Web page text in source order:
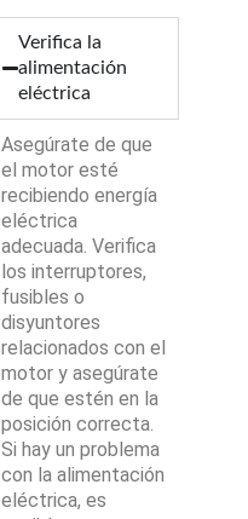
Verifica la
alimentación
eléctrica
Asegúrate de que
el motor esté
recibiendo energía
eléctrica
adecuada. Verifica
los interruptores,
fusibles o
disyuntores
relacionados con el
motor y asegúrate
de que estén en la
posición correcta.
Si hay un problema
con la alimentación
eléctrica, es